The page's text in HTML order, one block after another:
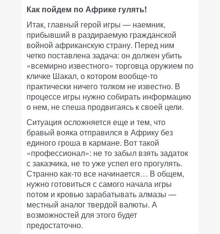
Как пойдем по Африке гулять!
Итак, главный герой игры — наемник,
прибывший в раздираемую гражданской
войной африканскую страну. Перед ним
четко поставлена задача: он должен убить
«всемирно известного» торговца оружием по
кличке Шакал, о котором вообще-то
практически ничего толком не известно. В
процессе игры нужно собирать информацию
о нем, не спеша продвигаясь к своей цели.
Ситуация осложняется еще и тем, что
бравый вояка отправился в Африку без
единого гроша в кармане. Вот такой
«профессионал»: не то забыл взять задаток
с заказчика, не то уже успел его прогулять.
Странно как-то все начинается… В общем,
нужно готовиться с самого начала игры
потом и кровью зарабатывать алмазы —
местный аналог твердой валюты. А
возможностей для этого будет
предостаточно.